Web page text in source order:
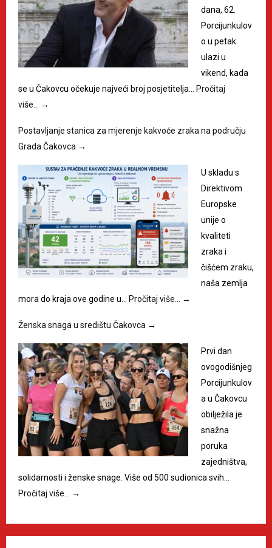
dana, 62.
Porcijunkulov
o u petak
ulazi u
vikend, kada
se u Čakovcu očekuje najveći broj posjetitelja…
Pročitaj
više…
→
Postavljanje stanica za mjerenje kakvoće zraka na području
Grada Čakovca →
U skladu s
Direktivom
Europske
unije o
kvaliteti
zraka i
čišćem zraku,
naša zemlja
mora do kraja ove godine u…
Pročitaj više… →
Ženska snaga u središtu Čakovca →
Prvi dan
ovogodišnjeg
Porcijunkulov
a u Čakovcu
obilježila je
snažna
poruka
zajedništva,
solidarnosti i ženske snage. Više od 500 sudionica svih…
Pročitaj više…
→